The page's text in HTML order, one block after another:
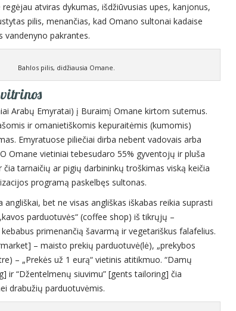
atviras dykumas, išdžiūvusias upes, kanjonus,
pilis, menančias, kad Omano sultonai kadaise
vandenyno pakrantes.
Bahlos pilis, didžiausia Omane.
Arabų Emyratai) į Buraimį Omane kirtom sutemus.
ir omanietiškomis kepuraitėmis (kumomis)
Emyratuose piliečiai dirba nebent vadovais arba
Omane vietiniai tebesudaro 55% gyventojų ir pluša
tarnaičių ar pigių darbininkų troškimas viską keičia
programą paskelbęs sultonas.
bet ne visas angliškas iškabas reikia suprasti
parduotuvės“ (coffee shop) iš tikrųjų –
primenančią šavarmą ir vegetariškus falafelius.
– maisto prekių parduotuvė(lė), „prekybos
– „Prekės už 1 eurą“ vietinis atitikmuo. “Damų
ir “Džentelmenų siuvimu” [gents tailoring] čia
drabužių parduotuvėmis.